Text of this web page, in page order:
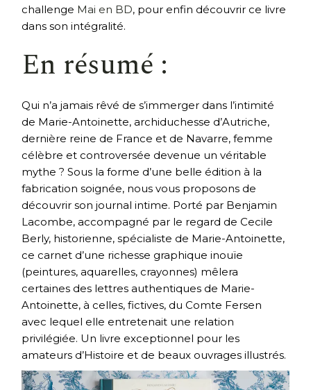
challenge Mai en BD, pour enfin découvrir ce livre
dans son intégralité.
En résumé :
Qui n’a jamais rêvé de s’immerger dans l’intimité
de Marie-Antoinette, archiduchesse d’Autriche,
dernière reine de France et de Navarre, femme
célèbre et controversée devenue un véritable
mythe ? Sous la forme d’une belle édition à la
fabrication soignée, nous vous proposons de
découvrir son journal intime. Porté par Benjamin
Lacombe, accompagné par le regard de Cecile
Berly, historienne, spécialiste de Marie-Antoinette,
ce carnet d’une richesse graphique inouïe
(peintures, aquarelles, crayonnes) mêlera
certaines des lettres authentiques de Marie-
Antoinette, à celles, fictives, du Comte Fersen
avec lequel elle entretenait une relation
privilégiée. Un livre exceptionnel pour les
amateurs d’Histoire et de beaux ouvrages illustrés.